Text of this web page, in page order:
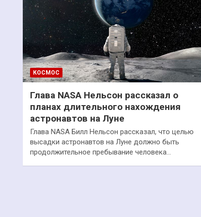
КОСМОС
Глава NASA Нельсон рассказал о
планах длительного нахождения
астронавтов на Луне
Глава NASA Билл Нельсон рассказал, что целью
высадки астронавтов на Луне должно быть
продолжительное пребывание человека…